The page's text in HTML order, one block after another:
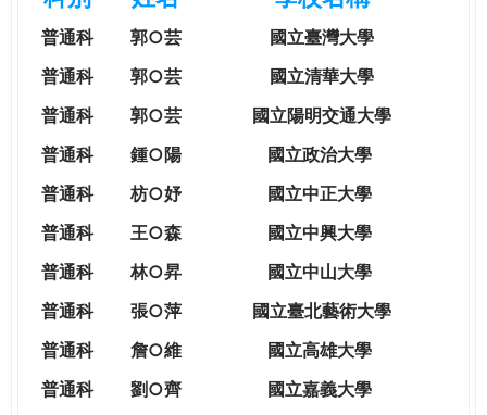
e
普通科 郭○芸
國立臺灣大學
普通科
郭○芸
國立清華大學
普通科
郭○芸
國立陽明交通大學
普通科
鍾○陽
國立政治大學
普通科
枋○妤
國立中正大學
普通科
王○森
國立中興大學
普通科
林○昇
國立中山大學
普通科
張○萍
國立臺北藝術大學
普通科
詹○維
國立高雄大學
普通科
劉○齊
國立嘉義大學